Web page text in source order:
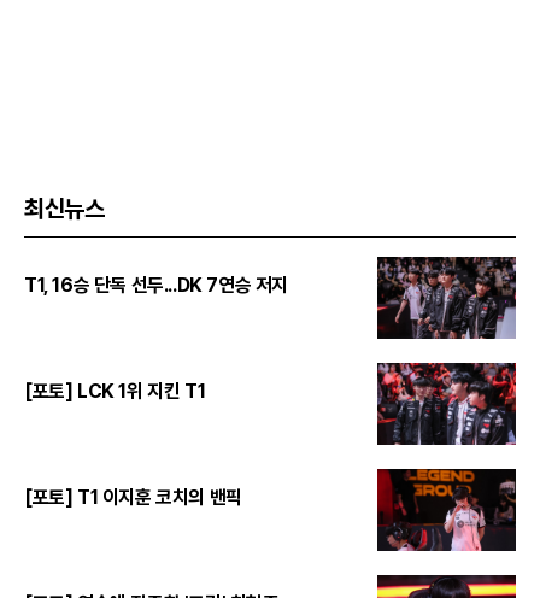
최신뉴스
T1, 16승 단독 선두...DK 7연승 저지
[포토] LCK 1위 지킨 T1
[포토] T1 이지훈 코치의 밴픽